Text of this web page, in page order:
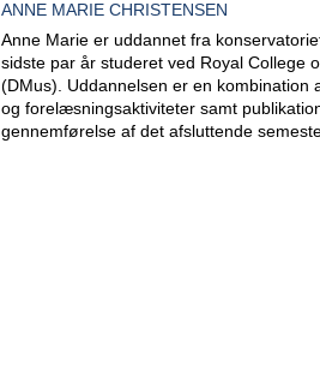
ANNE MARIE CHRISTENSEN
Anne Marie er uddannet fra
sidste par år studeret ved Royal College
(DMus). Uddannelsen er en kombination
og forelæsningsaktiviteter samt
gennemførelse af det afsluttende